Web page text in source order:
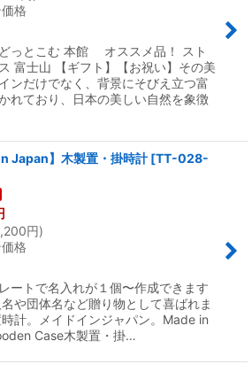
格
っとこむ 本館 オススメ品！ スト
富士山 【ギフト】【お祝い】その美
ンだけでなく、背景にそびえ立つ富
れており、日本の美しい自然を象徴
Japan】木製置・掛時計 [TT-028-
円)
格
ートで名入れが１個〜作成できます
や団体名など贈り物として喜ばれま
計。メイドインジャパン。Made in
Case木製置・掛…